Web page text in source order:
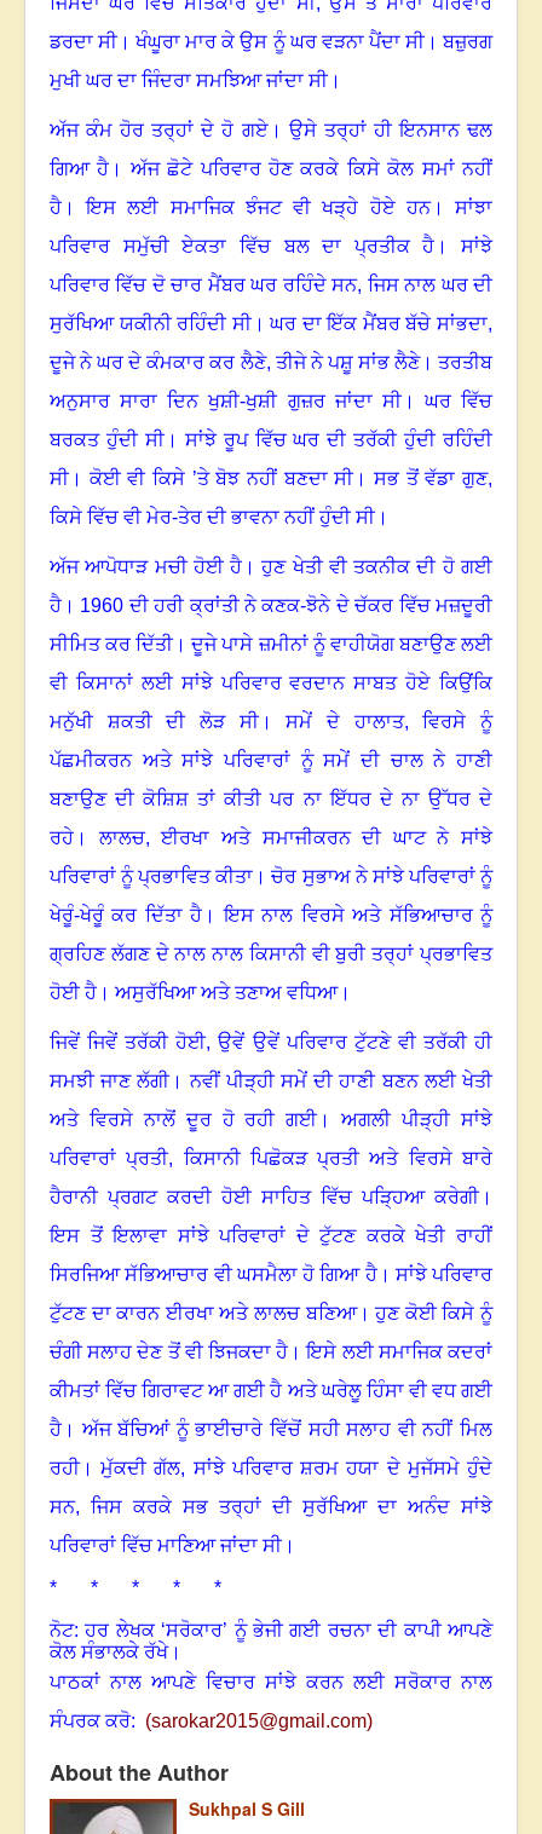
ਡਰਦਾ ਸੀ।ਖੰਘੂਰਾ ਮਾਰ ਕੇ ਉਸ ਨੂੰ ਘਰ ਵੜਨਾ ਪੈਂਦਾ ਸੀ।ਬਜ਼ੁਰਗ
ਮੁਖੀ ਘਰ ਦਾ ਜਿੰਦਰਾ ਸਮਝਿਆ ਜਾਂਦਾ ਸੀ।
ਅੱਜ ਕੰਮ ਹੋਰ ਤਰ੍ਹਾਂ ਦੇ ਹੋ ਗਏ। ਉਸੇ ਤਰ੍ਹਾਂ ਹੀ ਇਨਸਾਨ ਢਲ
ਗਿਆ ਹੈ । ਅੱਜਛੋਟੇ ਪਰਿਵਾਰ ਹੋਣ ਕਰਕੇ ਕਿਸੇ ਕੋਲ ਸਮਾਂ ਨਹੀਂ
ਹੈ ।ਇਸ ਲਈ ਸਮਾਜਿਕ ਝੰਜਟ ਵੀ ਖੜ੍ਹੇ ਹੋਏ ਹਨ।ਸਾਂਝਾ
ਪਰਿਵਾਰ ਸਮੁੱਚੀ ਏਕਤਾ ਵਿੱਚ ਬਲ ਦਾ ਪ੍ਰਤੀਕ ਹੈ । ਸਾਂਝੇ
ਪਰਿਵਾਰ ਵਿੱਚ ਦੋ ਚਾਰ ਮੈਂਬਰ ਘਰ ਰਹਿੰਦੇ ਸਨ, ਜਿਸ ਨਾਲ ਘਰ ਦੀ
ਸੁਰੱਖਿਆ ਯਕੀਨੀ ਰਹਿੰਦੀ ਸੀ।ਘਰ ਦਾ ਇੱਕ ਮੈਂਬਰ ਬੱਚੇ ਸਾਂਭਦਾ,
ਦੂਜੇ ਨੇ ਘਰ ਦੇ ਕੰਮਕਾਰ ਕਰ ਲੈਣੇ, ਤੀਜੇ ਨੇ ਪਸ਼ੂ ਸਾਂਭ ਲੈਣੇ।ਤਰਤੀਬ
ਅਨੁਸਾਰ ਸਾਰਾ ਦਿਨ ਖੁਸ਼ੀ-ਖੁਸ਼ੀ ਗੁਜ਼ਰ ਜਾਂਦਾ ਸੀ। ਘਰ ਵਿੱਚ
ਬਰਕਤ ਹੁੰਦੀ ਸੀ। ਸਾਂਝੇ ਰੂਪ ਵਿੱਚ ਘਰ ਦੀ ਤਰੱਕੀ ਹੁੰਦੀ ਰਹਿੰਦੀ
ਸੀ।ਕੋਈ ਵੀ ਕਿਸੇ ’ਤੇ ਬੋਝ ਨਹੀਂ ਬਣਦਾ ਸੀ।ਸਭ ਤੋਂ ਵੱਡਾ ਗੁਣ,
ਕਿਸੇ ਵਿੱਚ ਵੀ ਮੇਰ-ਤੇਰ ਦੀ ਭਾਵਨਾ ਨਹੀਂ ਹੁੰਦੀ ਸੀ।
ਅੱਜ ਆਪੋਧਾੜ ਮਚੀ ਹੋਈ ਹੈ ।ਹੁਣ ਖੇਤੀ ਵੀ ਤਕਨੀਕ ਦੀ ਹੋ ਗਈ
ਹੈ । 1960 ਦੀ ਹਰੀ ਕ੍ਰਾਂਤੀ ਨੇ ਕਣਕ-ਝੋਨੇ ਦੇ ਚੱਕਰ ਵਿੱਚ ਮਜ਼ਦੂਰੀ
ਸੀਮਿਤ ਕਰ ਦਿੱਤੀ। ਦੂਜੇ ਪਾਸੇ ਜ਼ਮੀਨਾਂ ਨੂੰ ਵਾਹੀਯੋਗ ਬਣਾਉਣ ਲਈ
ਵੀ ਕਿਸਾਨਾਂ ਲਈ ਸਾਂਝੇ ਪਰਿਵਾਰ ਵਰਦਾਨ ਸਾਬਤ ਹੋਏ ਕਿਉਂਕਿ
ਮਨੁੱਖੀ ਸ਼ਕਤੀ ਦੀ ਲੋੜ ਸੀ।ਸਮੇਂ ਦੇ ਹਾਲਾਤ,ਵਿਰਸੇ ਨੂੰ
ਪੱਛਮੀਕਰਨ ਅਤੇ ਸਾਂਝੇ ਪਰਿਵਾਰਾਂ ਨੂੰ ਸਮੇਂ ਦੀ ਚਾਲ ਨੇ ਹਾਣੀ
ਬਣਾਉਣ ਦੀ ਕੋਸ਼ਿਸ਼ ਤਾਂ ਕੀਤੀ ਪਰ ਨਾ ਇੱਧਰ ਦੇ ਨਾ ਉੱਧਰ ਦੇ
ਰਹੇ ।ਲਾਲਚ,ਈਰਖਾ ਅਤੇ ਸਮਾਜੀਕਰਨ ਦੀ ਘਾਟ ਨੇ ਸਾਂਝੇ
ਪਰਿਵਾਰਾਂ ਨੂੰ ਪ੍ਰਭਾਵਿਤ ਕੀਤਾ ।ਚੋਰ ਸੁਭਾਅ ਨੇ ਸਾਂਝੇ ਪਰਿਵਾਰਾਂ ਨੂੰ
ਖੇਰੂੰ-ਖੇਰੂੰ ਕਰ ਦਿੱਤਾ ਹੈ ।ਇਸ ਨਾਲ ਵਿਰਸੇ ਅਤੇ ਸੱਭਿਆਚਾਰ ਨੂੰ
ਗ੍ਰਹਿਣ ਲੱਗਣ ਦੇ ਨਾਲ ਨਾਲ ਕਿਸਾਨੀ ਵੀ ਬੁਰੀ ਤਰ੍ਹਾਂ ਪ੍ਰਭਾਵਿਤ
ਹੋਈ ਹੈ । ਅਸੁਰੱਖਿਆ ਅਤੇ ਤਣਾਅ ਵਧਿਆ।
ਜਿਵੇਂ ਜਿਵੇਂ ਤਰੱਕੀ ਹੋਈ, ਉਵੇਂ ਉਵੇਂ ਪਰਿਵਾਰ ਟੁੱਟਣੇ ਵੀ ਤਰੱਕੀ ਹੀ
ਸਮਝੀ ਜਾਣ ਲੱਗੀ।ਨਵੀਂ ਪੀੜ੍ਹੀ ਸਮੇਂ ਦੀ ਹਾਣੀ ਬਣਨ ਲਈ ਖੇਤੀ
ਅਤੇ ਵਿਰਸੇ ਨਾਲੋਂ ਦੂਰ ਹੋ ਰਹੀ ਗਈ।ਅਗਲੀ ਪੀੜ੍ਹੀ ਸਾਂਝੇ
ਪਰਿਵਾਰਾਂ ਪ੍ਰਤੀ, ਕਿਸਾਨੀ ਪਿਛੋਕੜ ਪ੍ਰਤੀ ਅਤੇ ਵਿਰਸੇ ਬਾਰੇ
ਹੈਰਾਨੀ ਪ੍ਰਗਟ ਕਰਦੀ ਹੋਈ ਸਾਹਿਤ ਵਿੱਚ ਪੜ੍ਹਿਆ ਕਰੇਗੀ।
ਇਸ ਤੋਂ ਇਲਾਵਾ ਸਾਂਝੇ ਪਰਿਵਾਰਾਂ ਦੇ ਟੁੱਟਣ ਕਰਕੇ ਖੇਤੀ ਰਾਹੀਂ
ਸਿਰਜਿਆ ਸੱਭਿਆਚਾਰ ਵੀ ਘਸਮੈਲਾ ਹੋ ਗਿਆ ਹੈ। ਸਾਂਝੇ ਪਰਿਵਾਰ
ਟੁੱਟਣ ਦਾ ਕਾਰਨ ਈਰਖਾ ਅਤੇ ਲਾਲਚ ਬਣਿਆ।ਹੁਣ ਕੋਈ ਕਿਸੇ ਨੂੰ
ਚੰਗੀ ਸਲਾਹ ਦੇਣ ਤੋਂ ਵੀ ਝਿਜਕਦਾ ਹੈ ।ਇਸੇ ਲਈ ਸਮਾਜਿਕ ਕਦਰਾਂ
ਕੀਮਤਾਂ ਵਿੱਚ ਗਿਰਾਵਟ ਆ ਗਈ ਹੈ ਅਤੇ ਘਰੇਲੂ ਹਿੰਸਾ ਵੀ ਵਧ ਗਈ
ਹੈ । ਅੱਜ ਬੱਚਿਆਂ ਨੂੰ ਭਾਈਚਾਰੇ ਵਿੱਚੋਂ ਸਹੀ ਸਲਾਹ ਵੀ ਨਹੀਂ ਮਿਲ
ਰਹੀ।ਮੁੱਕਦੀ ਗੱਲ, ਸਾਂਝੇ ਪਰਿਵਾਰ ਸ਼ਰਮ ਹਯਾ ਦੇ ਮੁਜੱਸਮੇ ਹੁੰਦੇ
ਸਨ, ਜਿਸ ਕਰਕੇ ਸਭ ਤਰ੍ਹਾਂ ਦੀ ਸੁਰੱਖਿਆ ਦਾ ਅਨੰਦ ਸਾਂਝੇ
ਪਰਿਵਾਰਾਂ ਵਿੱਚ ਮਾਣਿਆ ਜਾਂਦਾ ਸੀ।
* * * * *
ਨੋਟ: ਹਰ ਲੇਖਕ ‘ਸਰੋਕਾਰ’ ਨੂੰ ਭੇਜੀ ਗਈ ਰਚਨਾ ਦੀ ਕਾਪੀ ਆਪਣੇ
ਕੋਲ ਸੰਭਾਲਕੇ ਰੱਖੇ।
ਪਾਠਕਾਂ ਨਾਲ ਆਪਣੇ ਵਿਚਾਰ ਸਾਂਝੇ ਕਰਨ ਲਈ ਸਰੋਕਾਰ ਨਾਲ
ਸੰਪਰਕ ਕਰੋ: (sarokar2015@gmail.com)
About the Author
Sukhpal S Gill